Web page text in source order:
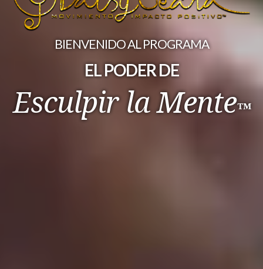
BIENVENIDO AL PROGRAMA
EL PODER DE
Esculpir la Mente™